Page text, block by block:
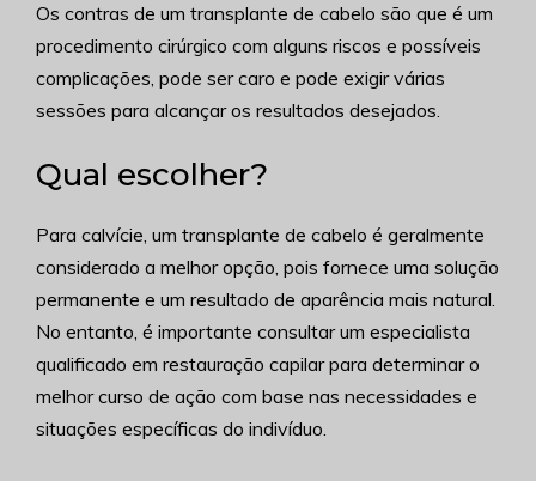
Os contras de um transplante de cabelo são que é um
procedimento cirúrgico com alguns riscos e possíveis
complicações, pode ser caro e pode exigir várias
sessões para alcançar os resultados desejados.
Qual escolher?
Para calvície, um transplante de cabelo é geralmente
considerado a melhor opção, pois fornece uma solução
permanente e um resultado de aparência mais natural.
No entanto, é importante consultar um especialista
qualificado em restauração capilar para determinar o
melhor curso de ação com base nas necessidades e
situações específicas do indivíduo.